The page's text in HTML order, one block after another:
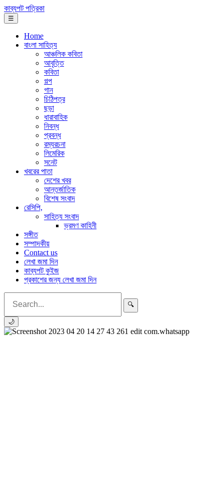
কাব্যপট পত্রিকা
☰
Home
বাংলা সাহিত্য
আঞ্চলিক কবিতা
আবৃত্তি
কবিতা
গল্প
গান
চিঠিপত্র
ছড়া
ধারাবাহিক
নিবন্ধ
প্রবন্ধ
রম্যরচনা
লিমেরিক
সনেট
খবরের পাতা
দেশের খবর
আন্তর্জাতিক
বিশেষ সংবাদ
রেসিপি,
সাহিত্য সংবাদ
ভ্রমণ কাহিনী
সঙ্গীত
সম্পাদকীয়
Contact us
লেখা জমা দিন
কাব্যপট কুইজ
প্রকাশের জন্য লেখা জমা দিন
🔍
🌙